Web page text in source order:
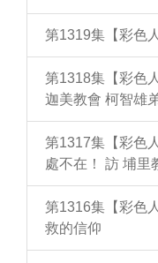
第1319集【彩色
第1318集【彩色
迦美教會 柯智雄
第1317集【彩色
處不在！ 訪 埔里
第1316集【彩色
救的信仰